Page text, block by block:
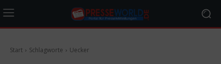
Start Schlagworte Uecker